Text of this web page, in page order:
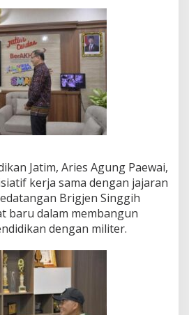
a
j
a
r
a
n
e
j
a
r
L
e
w
t
F
l
m
Jatim, Aries Agung Paewai,
kerja sama dengan jajaran
Brigjen Singgih
baru dalam membangun
dengan militer.